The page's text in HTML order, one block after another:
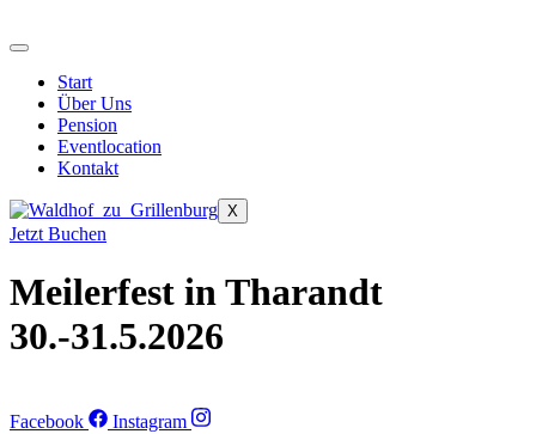
Inhalt
Start
Über Uns
Pension
Eventlocation
Kontakt
X
Jetzt Buchen
Meilerfest in Tharandt
30.-31.5.2026
Facebook Instagram